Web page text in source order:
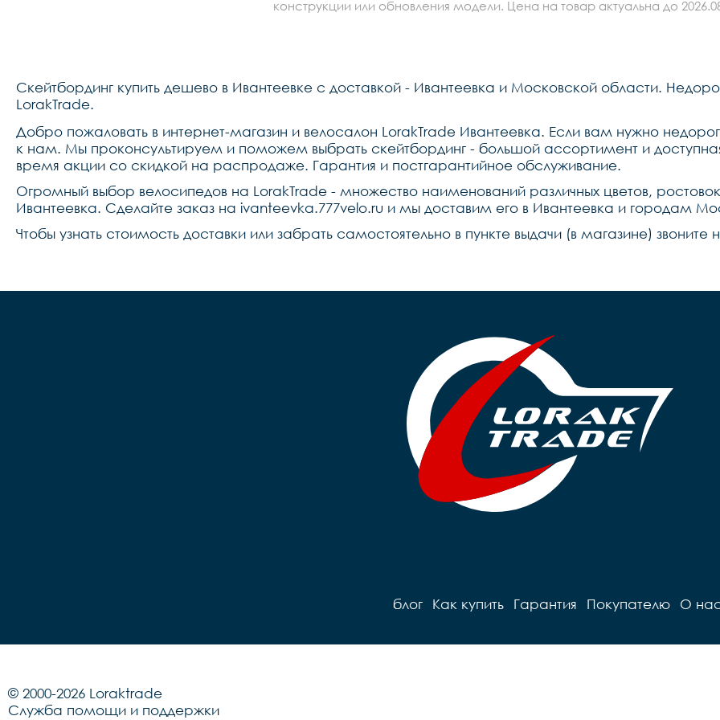
конструкции или обновления модели. Цена на товар актуальна до
Скейтбординг купить дешево в Ивантеевке с доставкой - Ивантеевка и Московской области.
LorakTrade.
Добро пожаловать в интернет-магазин и велосалон LorakTrade Ивантеевка. Если вам нужно
к нам. Мы проконсультируем и поможем выбрать скейтбординг - большой ассортимент и
время акции со скидкой на распродаже. Гарантия и постгарантийное обслуживание.
Огромный выбор велосипедов на LorakTrade - множество наименований различных цветов,
Ивантеевка. Сделайте заказ на ivanteevka.777velo.ru и мы доставим его в Ивантеевка и городам
Чтобы узнать стоимость доставки или забрать самостоятельно в пункте выдачи (в магазине)
блог Как купить Гарантия Покупателю О
© 2000-2026 Loraktrade
Служба помощи и поддержки